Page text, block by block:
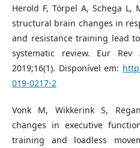
Herold F, Törpel A, Schega
structural brain changes in
and resistance training lead
systematic review. Eur
2019;16(1). Disponível em:
019-0217-2
Vonk M, Wikkerink S,
changes in executive
training and loadless